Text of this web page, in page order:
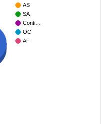
AS
SA
Conti…
OC
AF